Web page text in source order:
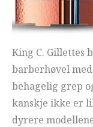
King C. Gillettes
barberhøvel
behagelig grep
kanskje ikke er
dyrere